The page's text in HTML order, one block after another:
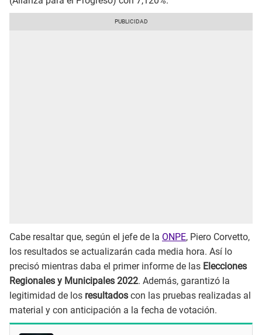
Cabe resaltar que, según el jefe de la ONPE, Piero Corvetto,
los resultados se actualizarán cada media hora. Así lo
precisó mientras daba el primer informe de las Elecciones
Regionales y Municipales 2022. Además, garantizó la
legitimidad de los resultados con las pruebas realizadas al
material y con anticipación a la fecha de votación.